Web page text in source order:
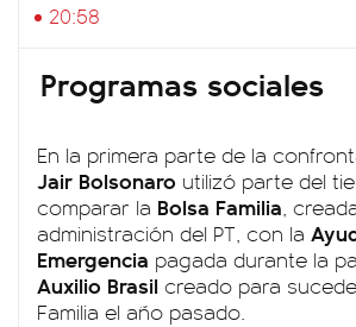
20:58
Programas sociales
En la primera parte de la
Jair Bolsonaro utilizó parte del
comparar la Bolsa Familia,
administración del PT, con la
Emergencia pagada durante la
Auxilio Brasil creado para
Familia el año pasado.